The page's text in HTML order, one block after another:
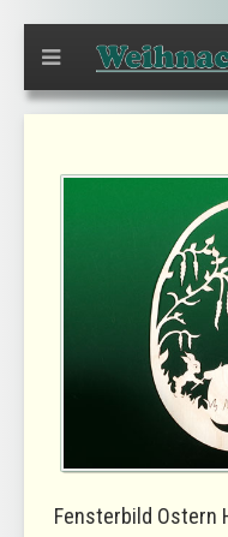
Fensterbild Ostern